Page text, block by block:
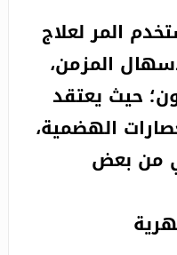
المر لعلاج
المزمن،
حيث يعتقد
الهضمية،
من بعض